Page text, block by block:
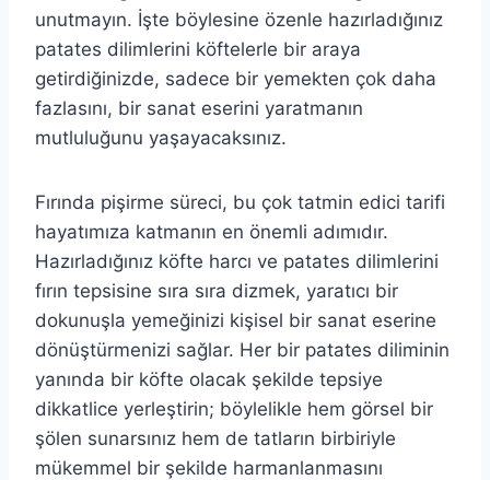
unutmayın. İşte böylesine özenle hazırladığınız
patates dilimlerini köftelerle bir araya
getirdiğinizde, sadece bir yemekten çok daha
fazlasını, bir sanat eserini yaratmanın
mutluluğunu yaşayacaksınız.
Fırında pişirme süreci, bu çok tatmin edici tarifi
hayatımıza katmanın en önemli adımıdır.
Hazırladığınız köfte harcı ve patates dilimlerini
fırın tepsisine sıra sıra dizmek, yaratıcı bir
dokunuşla yemeğinizi kişisel bir sanat eserine
dönüştürmenizi sağlar. Her bir patates diliminin
yanında bir köfte olacak şekilde tepsiye
dikkatlice yerleştirin; böylelikle hem görsel bir
şölen sunarsınız hem de tatların birbiriyle
mükemmel bir şekilde harmanlanmasını